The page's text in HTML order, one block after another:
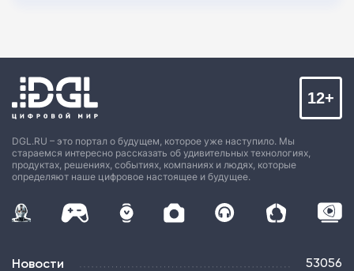
DGL.RU – это портал о будущем, которое уже наступило. Мы
стараемся интересно рассказать об удивительных технологиях,
продуктах, решениях, событиях, компаниях и людях, которые
определяют наше цифровое настоящее и будущее.
12+
Новости 53056